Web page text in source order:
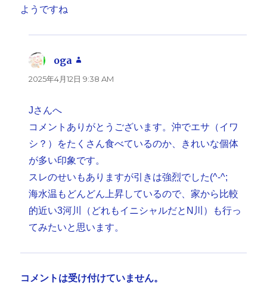
ようですね
oga
り:
2025年4月12日 9:38 AM
Jさんへ
コメントありがとうございます。沖でエサ（イワ
シ？）をたくさん食べているのか、きれいな個体
が多い印象です。
スレのせいもありますが引きは強烈でした(^-^;
海水温もどんどん上昇しているので、家から比較
的近い3河川（どれもイニシャルだとN川）も行っ
てみたいと思います。
コメントは受け付けていません。